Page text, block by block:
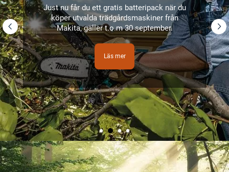
Just nu får du ett gratis batteripack när du
köper utvalda trädgårdsmaskiner från
Makita, gäller t.o.m 30 september.
Läs mer